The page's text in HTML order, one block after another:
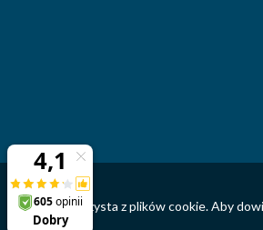
Ta strona korzysta z plików cookie. Aby